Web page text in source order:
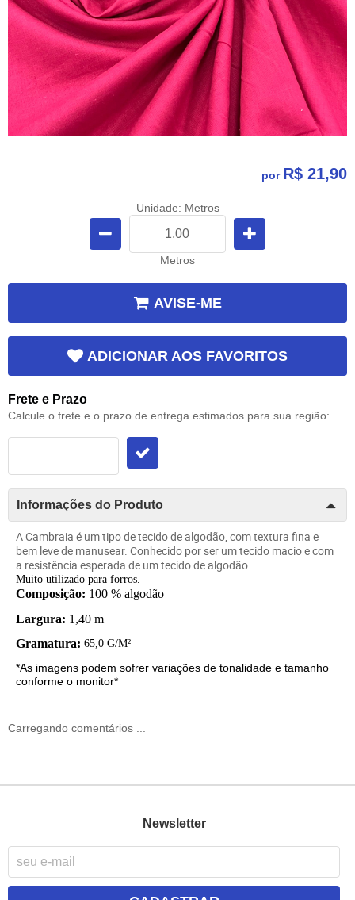
por R$ 21,90
Unidade: Metros
Metros
AVISE-ME
ADICIONAR AOS FAVORITOS
Frete e Prazo
Calcule o frete e o prazo de entrega estimados para sua região:
Informações do Produto
A Cambraia é um tipo detecido de algodão, com textura fina e
bem leve de manusear. Conhecido por ser umtecido macio e com
a resistência esperada de umtecido de algodão.
Muito utilizado para forros.
Composição: 100 % algodão
Largura: 1,40 m
Gramatura: 65,0 G/M²
*As imagens podem sofrer variações de tonalidade e tamanho
conforme o monitor*
Carregando comentários ...
Newsletter